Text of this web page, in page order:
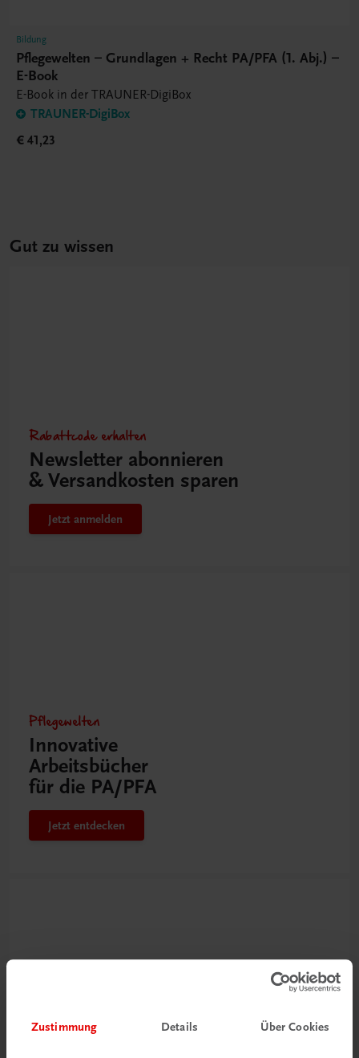
Zustimmung Details Über Cookies
Bildung
Pflegewelten – Grundlagen + Recht PA/PFA (1. Abj.) –
E-Book
E-Book in der TRAUNER-DigiBox
TRAUNER-DigiBox
€ 41,23
Gut zu wissen
Rabattcode erhalten
Newsletter abonnieren
& Versandkosten sparen
Jetzt anmelden
Pflegewelten
Innovative
Arbeitsbücher
für die PA/PFA
Jetzt entdecken